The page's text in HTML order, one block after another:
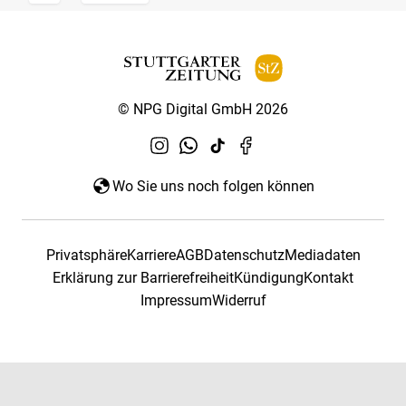
© NPG Digital GmbH 2026
Wo Sie uns noch folgen können
PrivatsphäreKarriereAGBDatenschutzMediadaten
Erklärung zur BarrierefreiheitKündigungKontakt
ImpressumWiderruf